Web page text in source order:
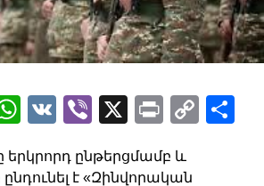
WhatsApp
VKViber
X PrintCopy
երկրորդ ընթերցմամբ և
է «Զինվորական